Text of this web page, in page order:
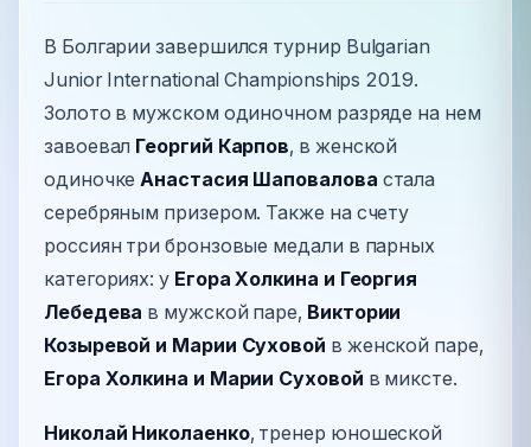
В Болгарии завершился турнир Bulgarian
Junior International Championships 2019.
Золото в мужском одиночном разряде на нем
завоевал Георгий Карпов, в женской
одиночкеАнастасия Шаповалова стала
серебряным призером. Также на счету
россиян три бронзовые медали в парных
категориях: у Егора Холкина и Георгия
Лебедева в мужской паре, Виктории
Козыревой и Марии Суховой в женской паре,
Егора Холкина и Марии Суховой в миксте.
Николай Николаенко, тренер юношеской